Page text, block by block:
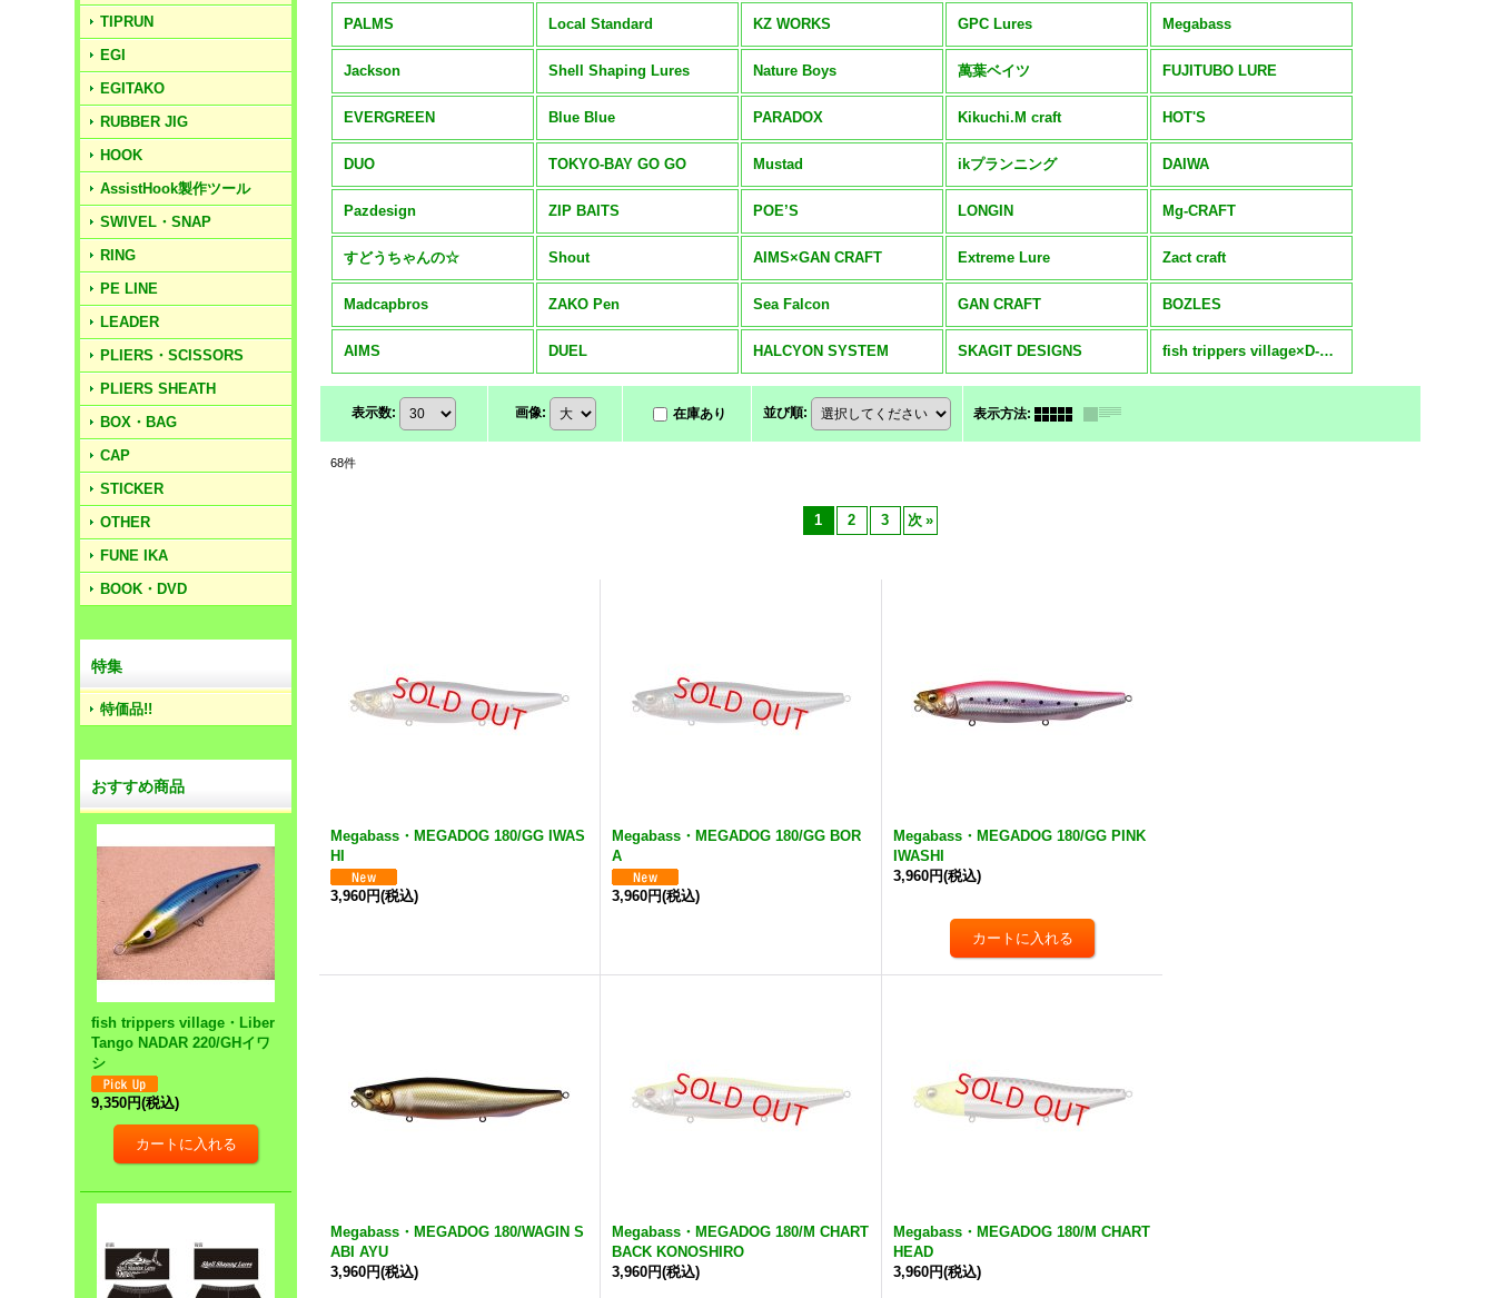
TIPRUN
EGI
EGITAKO
RUBBER JIG
HOOK
AssistHook製作ツール
SWIVEL・SNAP
RING
PE LINE
LEADER
PLIERS・SCISSORS
PLIERS SHEATH
BOX・BAG
CAP
STICKER
OTHER
FUNE IKA
BOOK・DVD
特集
特価品!!
おすすめ商品
fish trippers village・Liber
Tango NADAR 220/GHイワ
シ
9,350円(税込)
PALMS Local Standard KZ WORKS GPC Lures Megabass
Jackson Shell Shaping Lures Nature Boys 萬葉ベイツ FUJITUBO LURE
EVERGREEN Blue Blue PARADOX Kikuchi.M craft HOT'S
DUO TOKYO-BAY GO GO Mustad ikプランニング DAIWA
Pazdesign ZIP BAITS POE’S LONGIN Mg-CRAFT
すどうちゃんの☆ Shout AIMS×GAN CRAFT Extreme Lure Zact craft
Madcapbros ZAKO Pen Sea Falcon GAN CRAFT BOZLES
AIMS DUEL HALCYON SYSTEM SKAGIT DESIGNS fish trippers village×D-CLAW
表示数: 画像: 在庫あり 並び順: 表示方法:
68件
1 2 3 次 »
Megabass・MEGADOG 180/GG IWAS
HI
3,960円(税込)
Megabass・MEGADOG 180/GG BOR
A
3,960円(税込)
Megabass・MEGADOG 180/GG PINK
IWASHI
3,960円(税込)
Megabass・MEGADOG 180/WAGIN S
ABI AYU
3,960円(税込)
Megabass・MEGADOG 180/M CHART
BACK KONOSHIRO
3,960円(税込)
Megabass・MEGADOG 180/M CHART
HEAD
3,960円(税込)